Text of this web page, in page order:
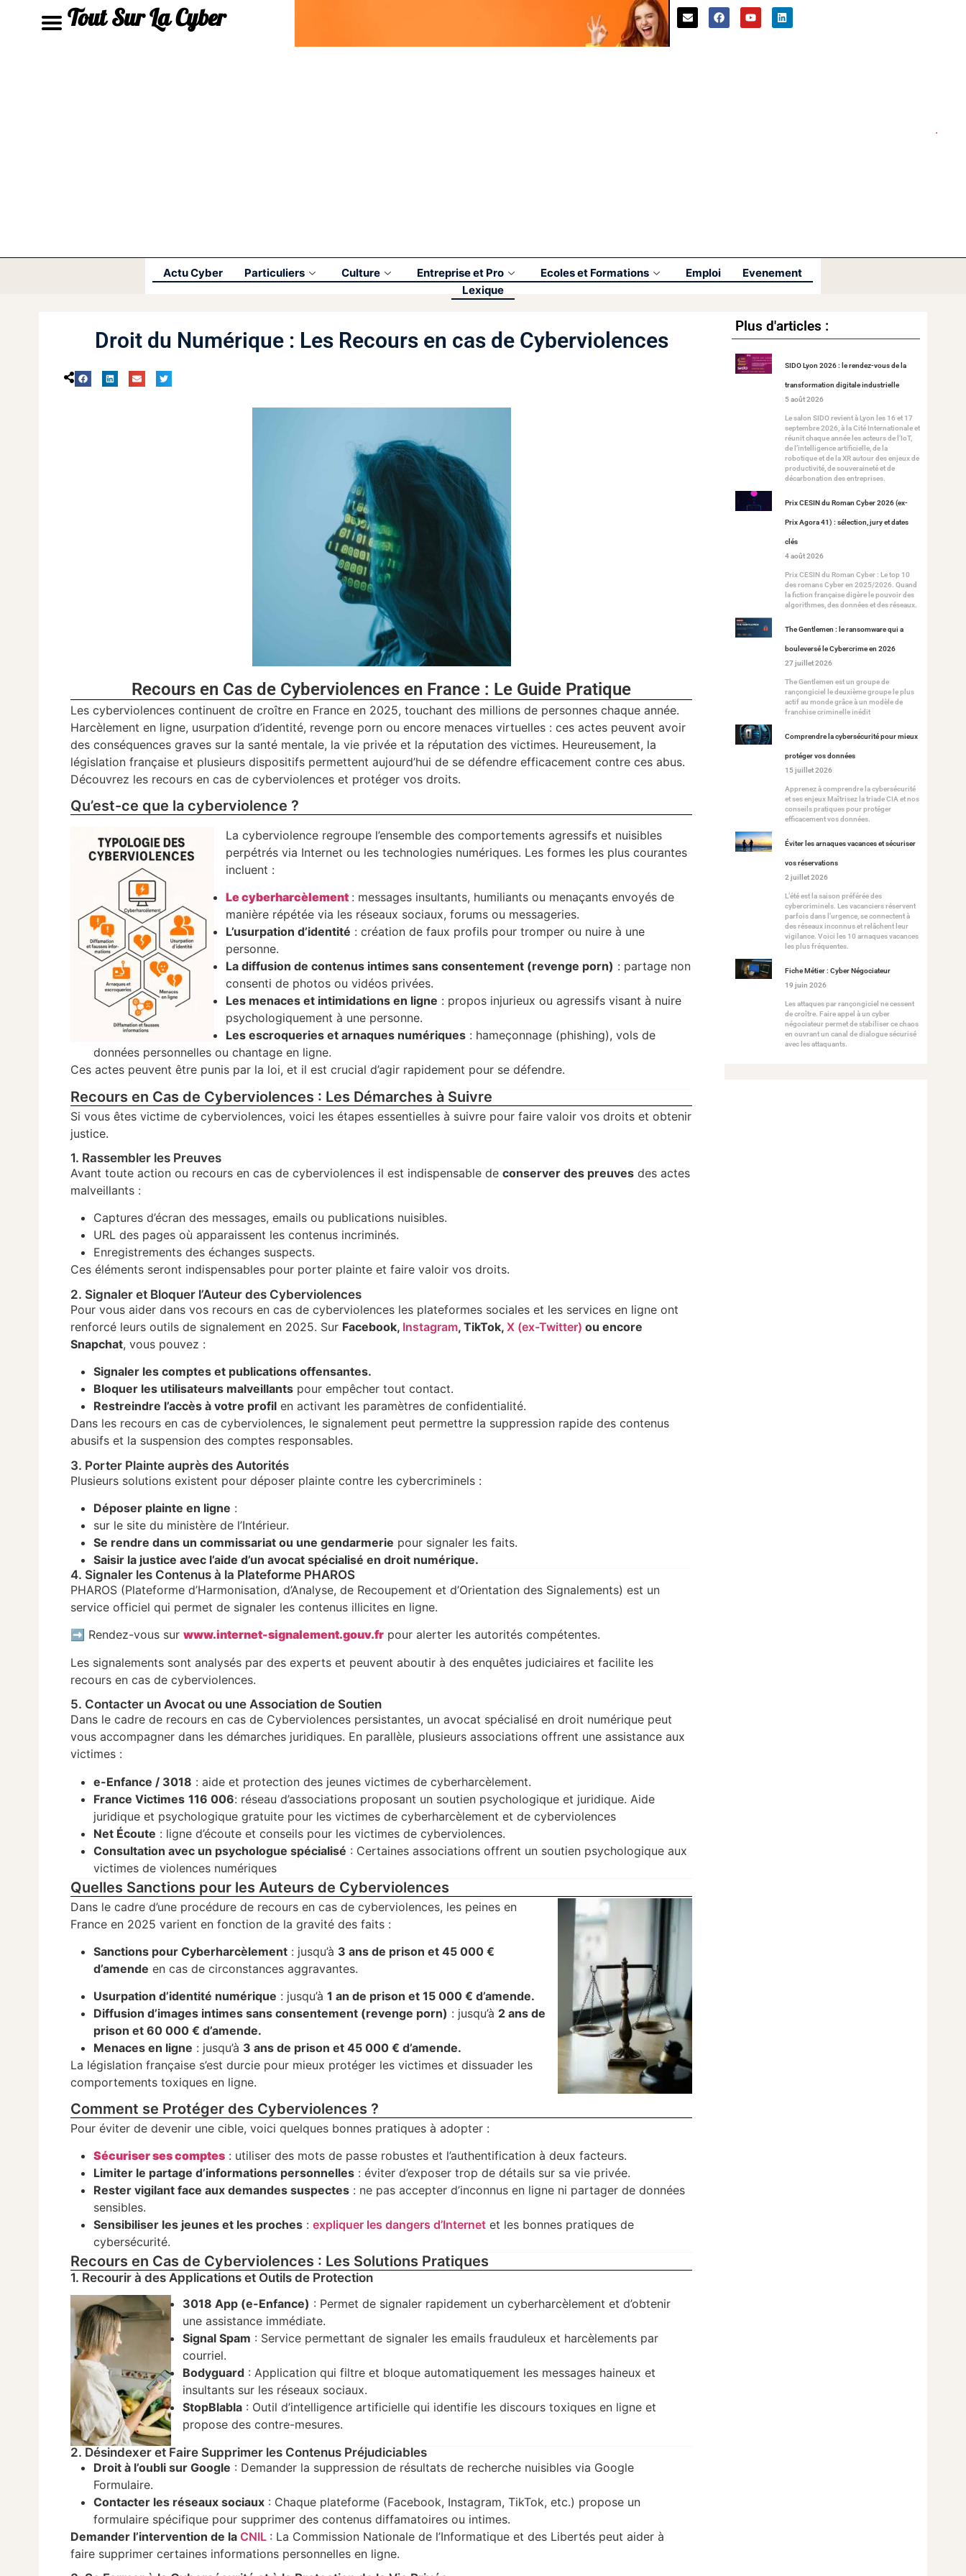
Tout Sur La Cyber
Actu Cyber Particuliers Culture Entreprise et Pro Ecoles et Formations Emploi
Evenement
Lexique
Droit du Numérique : Les Recours en cas de Cyberviolences
Recours en Cas de Cyberviolences en France : Le Guide Pratique
Les cyberviolences continuent de croître en France en 2025, touchant des millions de personnes chaque année.
Harcèlement en ligne, usurpation d’identité, revenge porn ou encore menaces virtuelles : ces actes peuvent avoir
des conséquences graves sur la santé mentale, la vie privée et la réputation des victimes. Heureusement, la
législation française et plusieurs dispositifs permettent aujourd’hui de se défendre efficacement contre ces abus.
Découvrez les recours en cas de cyberviolences et protéger vos droits.
Qu’est-ce que la cyberviolence ?
La cyberviolence regroupe l’ensemble des comportements agressifs et nuisibles
perpétrés via Internet ou les technologies numériques. Les formes les plus courantes
incluent :
Le cyberharcèlement : messages insultants, humiliants ou menaçants envoyés de
manière répétée via les réseaux sociaux, forums ou messageries.
L’usurpation d’identité : création de faux profils pour tromper ou nuire à une
personne.
La diffusion de contenus intimes sans consentement (revenge porn) : partage non
consenti de photos ou vidéos privées.
Les menaces et intimidations en ligne : propos injurieux ou agressifs visant à nuire
psychologiquement à une personne.
Les escroqueries et arnaques numériques : hameçonnage (phishing), vols de
données personnelles ou chantage en ligne.
Ces actes peuvent être punis par la loi, et il est crucial d’agir rapidement pour se défendre.
Recours en Cas de Cyberviolences : Les Démarches à Suivre
Si vous êtes victime de cyberviolences, voici les étapes essentielles à suivre pour faire valoir vos droits et obtenir
justice.
1. Rassembler les Preuves
Avant toute action ou recours en cas de cyberviolences il est indispensable deconserver des preuves des actes
malveillants :
Captures d’écran des messages, emails ou publications nuisibles.
URL des pages où apparaissent les contenus incriminés.
Enregistrements des échanges suspects.
Ces éléments seront indispensables pour porter plainte et faire valoir vos droits.
2. Signaler et Bloquer l’Auteur des Cyberviolences
Pour vous aider dans vos recours en cas de cyberviolences les plateformes sociales et les services en ligne ont
renforcé leurs outils de signalement en 2025. Sur Facebook, Instagram, TikTok,X (ex-Twitter) ou encore
Snapchat, vous pouvez :
Signaler les comptes et publications offensantes.
Bloquer les utilisateurs malveillants pour empêcher tout contact.
Restreindre l’accès à votre profil en activant les paramètres de confidentialité.
Dans les recours en cas de cyberviolences, le signalement peut permettre la suppression rapide des contenus
abusifs et la suspension des comptes responsables.
3. Porter Plainte auprès des Autorités
Plusieurs solutions existent pour déposer plainte contre les cybercriminels :
Déposer plainte en ligne :
sur le site du ministère de l’Intérieur.
Se rendre dans un commissariat ou une gendarmerie pour signaler les faits.
Saisir la justice avec l’aide d’un avocat spécialisé en droit numérique.
4. Signaler les Contenus à la Plateforme PHAROS
PHAROS (Plateforme d’Harmonisation, d’Analyse, de Recoupement et d’Orientation des Signalements) est un
service officiel qui permet de signaler les contenus illicites en ligne.
➡️ Rendez-vous surwww.internet-signalement.gouv.fr pour alerter les autorités compétentes.
Les signalements sont analysés par des experts et peuvent aboutir à des enquêtes judiciaires et facilite les
recours en cas de cyberviolences.
5. Contacter un Avocat ou une Association de Soutien
Dans le cadre de recours en cas de Cyberviolences persistantes, un avocat spécialisé en droit numérique peut
vous accompagner dans les démarches juridiques. En parallèle, plusieurs associations offrent une assistance aux
victimes :
e-Enfance / 3018 : aide et protection des jeunes victimes de cyberharcèlement.
France Victimes 116 006: réseau d’associations proposant un soutien psychologique et juridique. Aide
juridique et psychologique gratuite pour les victimes de cyberharcèlement et de cyberviolences
Net Écoute : ligne d’écoute et conseils pour les victimes de cyberviolences.
Consultation avec un psychologue spécialisé : Certaines associations offrent un soutien psychologique aux
victimes de violences numériques
Quelles Sanctions pour les Auteurs de Cyberviolences
Dans le cadre d’une procédure de recours en cas de cyberviolences, les peines en
France en 2025 varient en fonction de la gravité des faits :
Sanctions pour Cyberharcèlement : jusqu’à 3 ans de prison et 45 000 €
d’amende en cas de circonstances aggravantes.
Usurpation d’identité numérique : jusqu’à1 an de prison et 15 000 € d’amende.
Diffusion d’images intimes sans consentement (revenge porn) : jusqu’à 2 ans de
prison et 60 000 € d’amende.
Menaces en ligne : jusqu’à 3 ans de prison et 45 000 € d’amende.
La législation française s’est durcie pour mieux protéger les victimes et dissuader les
comportements toxiques en ligne.
Comment se Protéger des Cyberviolences ?
Pour éviter de devenir une cible, voici quelques bonnes pratiques à adopter :
Sécuriser ses comptes : utiliser des mots de passe robustes et l’authentification à deux facteurs.
Limiter le partage d’informations personnelles : éviter d’exposer trop de détails sur sa vie privée.
Rester vigilant face aux demandes suspectes : ne pas accepter d’inconnus en ligne ni partager de données
sensibles.
Sensibiliser les jeunes et les proches :expliquer les dangers d’Internet et les bonnes pratiques de
cybersécurité.
Recours en Cas de Cyberviolences : Les Solutions Pratiques
1. Recourir à des Applications et Outils de Protection
3018 App (e-Enfance) : Permet de signaler rapidement un cyberharcèlement et d’obtenir
une assistance immédiate.
Signal Spam : Service permettant de signaler les emails frauduleux et harcèlements par
courriel.
Bodyguard : Application qui filtre et bloque automatiquement les messages haineux et
insultants sur les réseaux sociaux.
StopBlabla : Outil d’intelligence artificielle qui identifie les discours toxiques en ligne et
propose des contre-mesures.
2. Désindexer et Faire Supprimer les Contenus Préjudiciables
Droit à l’oubli sur Google : Demander la suppression de résultats de recherche nuisibles via Google
Formulaire.
Contacter les réseaux sociaux : Chaque plateforme (Facebook, Instagram, TikTok, etc.) propose un
formulaire spécifique pour supprimer des contenus diffamatoires ou intimes.
Demander l’intervention de la CNIL : La Commission Nationale de l’Informatique et des Libertés peut aider à
faire supprimer certaines informations personnelles en ligne.
Plus d'articles :
SIDO Lyon 2026 : le rendez-vous de la
transformation digitale industrielle
5 août 2026
Le salon SIDO revient à Lyon les 16 et 17
septembre 2026, à la Cité Internationale et
réunit chaque année les acteurs de l’IoT,
de l’intelligence artificielle, de la
robotique et de la XR autour des enjeux de
productivité, de souveraineté et de
décarbonation des entreprises.
Prix CESIN du Roman Cyber 2026 (ex-
Prix Agora 41) : sélection, jury et dates
clés
4 août 2026
Prix CESIN du Roman Cyber : Le top 10
des romans Cyber en 2025/2026. Quand
la fiction française digère le pouvoir des
algorithmes, des données et des réseaux.
The Gentlemen : le ransomware qui a
bouleversé le Cybercrime en 2026
27 juillet 2026
The Gentlemen est un groupe de
rançongiciel le deuxième groupe le plus
actif au monde grâce à un modèle de
franchise criminelle inédit
Comprendre la cybersécurité pour mieux
protéger vos données
15 juillet 2026
Apprenez à comprendre la cybersécurité
et ses enjeux Maîtrisez la triade CIA et nos
conseils pratiques pour protéger
efficacement vos données.
Éviter les arnaques vacances et sécuriser
vos réservations
2 juillet 2026
L’été est la saison préférée des
cybercriminels. Les vacanciers réservent
parfois dans l’urgence, se connectent à
des réseaux inconnus et relâchent leur
vigilance. Voici les 10 arnaques vacances
les plus fréquentes.
Fiche Métier : Cyber Négociateur
19 juin 2026
Les attaques par rançongiciel ne cessent
de croître. Faire appel à un cyber
négociateur permet de stabiliser ce chaos
en ouvrant un canal de dialogue sécurisé
avec les attaquants.